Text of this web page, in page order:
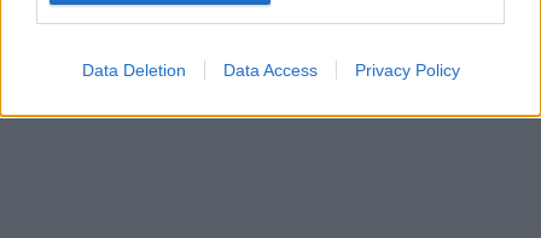
Data Deletion Data Access Privacy Policy